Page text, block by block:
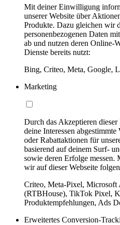
Mit deiner Einwilligung
unserer Website über
Produkte. Dazu gleichen wir
personenbezogenen Daten
ab und nutzen deren Online-
Dienste bereits nutzt:
Bing, Criteo, Meta, Google,
Marketing
Durch das Akzeptieren
deine Interessen
oder Rabattaktionen für
basierend auf deinem Surf-
sowie deren Erfolge
wir auf dieser Webseite
Criteo, Meta-Pixel, Microsoft
(RTBHouse), TikTok Pixel,
Produktempfehlungen, Ads
Erweitertes Conversion-